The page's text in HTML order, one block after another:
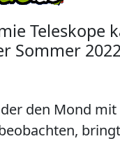
Teleskope
Sommer
den Mond